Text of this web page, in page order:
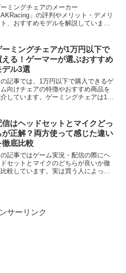
ミングチェアのメーカー
AKRacing」の評判やメリット・デメリ
ト、おすすめモデルを解説していま
を読めば、AKRacingでゲーミングチェ
買うべきか判断材料になります。
ーミングチェアが1万円以下で
える！ゲーマーが選ぶおすすめ
デル3選
記事では、1万円以下で購入できるゲ
向けチェアの特徴やおすすめ商品を
しています。ゲーミングチェアは1万
記事を読むと、費用を抑えて快適な
ム環境を作ることができます。
信はヘッドセットとマイクどっ
が正解？両方使って感じた違い
徹底比較
記事ではゲーム実況・配信の際にヘ
ドセットとマイクのどちらが良いか徹
較しています。実は買う人によって
サーリンク